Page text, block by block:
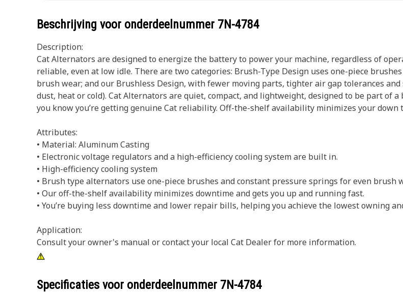
Beschrijving voor onderdeelnummer 7N-4784
Description:
Cat Alternators are designed to energize the battery to power your machine, regardless of
reliable, even at low idle. There are two categories: Brush-Type Design uses one-piece
brush wear; and our Brushless Design, with fewer moving parts, tighter air gap tolerances
dust, heat or cold). Cat Alternators are quiet, compact, and lightweight, designed to be part of
you know you’re getting genuine Cat reliability. Off-the-shelf availability minimizes your down
Attributes:
• Material: Aluminum Casting
• Electronic voltage regulators and a high-efficiency cooling system are built in.
• High-efficiency cooling system
• Brush type alternators use one-piece brushes and constant pressure springs for even brush
• Our off-the-shelf availability minimizes downtime and gets you up and running fast.
• You’re buying less downtime and lower repair bills, helping you achieve the lowest owning
Application:
Consult your owner's manual or contact your local Cat Dealer for more information.
Specificaties voor onderdeelnummer 7N-4784